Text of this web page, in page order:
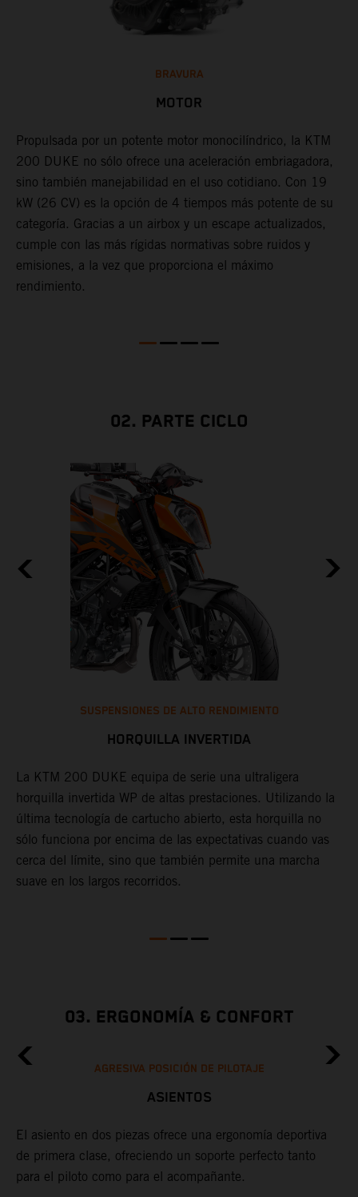
BRAVURA
MOTOR
Propulsada por un potente motor monocilíndrico, la KTM
200 DUKE no sólo ofrece una aceleración embriagadora,
sino también manejabilidad en el uso cotidiano. Con 19
kW (26 CV) es la opción de 4 tiempos más potente de su
categoría. Gracias a un airbox y un escape actualizados,
cumple con las más rígidas normativas sobre ruidos y
emisiones, a la vez que proporciona el máximo
rendimiento.
02. PARTE CICLO
SUSPENSIONES DE ALTO RENDIMIENTO
HORQUILLA INVERTIDA
La KTM 200 DUKE equipa de serie una ultraligera
horquilla invertida WP de altas prestaciones. Utilizando la
última tecnología de cartucho abierto, esta horquilla no
sólo funciona por encima de las expectativas cuando vas
cerca del límite, sino que también permite una marcha
suave en los largos recorridos.
03. ERGONOMÍA & CONFORT
AGRESIVA POSICIÓN DE PILOTAJE
ASIENTOS
El asiento en dos piezas ofrece una ergonomía deportiva
de primera clase, ofreciendo un soporte perfecto tanto
para el piloto como para el acompañante.